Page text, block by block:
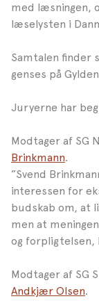
med læsningen,
læselysten i
Samtalen finder
genses på
Juryerne har
Modtager af SG
Brinkmann.
”Svend
interessen for
budskab om, at
men at
og forpligtelsen,
Modtager af
Andkjær Olsen.